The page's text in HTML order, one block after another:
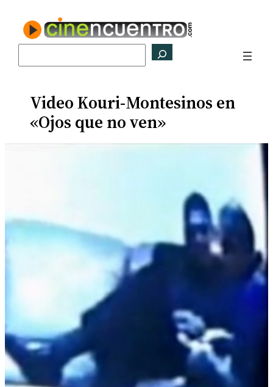
contenido
Video Kouri-Montesinos en
«Ojos que no ven»